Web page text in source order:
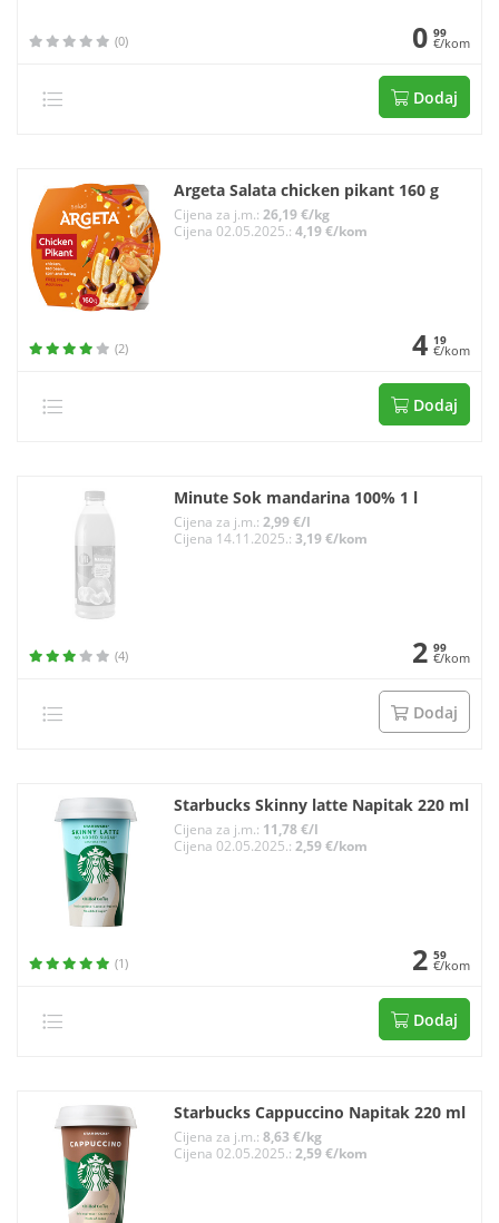
(0) 0 99
€/kom
Dodaj
Argeta Salata chicken pikant 160 g
Cijena za j.m.: 26,19 €/kg
Cijena 02.05.2025.: 4,19 €/kom
(2) 4 19
€/kom
Dodaj
Minute Sok mandarina 100% 1 l
Cijena za j.m.: 2,99 €/l
Cijena 14.11.2025.: 3,19 €/kom
(4) 2 99
€/kom
Dodaj
Starbucks Skinny latte Napitak 220 ml
Cijena za j.m.: 11,78 €/l
Cijena 02.05.2025.: 2,59 €/kom
(1) 2 59
€/kom
Dodaj
Starbucks Cappuccino Napitak 220 ml
Cijena za j.m.: 8,63 €/kg
Cijena 02.05.2025.: 2,59 €/kom